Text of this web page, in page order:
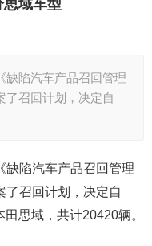
域车型
缺陷汽车产品召回管理
了召回计划，决定自
缺陷汽车产品召回管理
了召回计划，决定自
思域，共计20420辆。